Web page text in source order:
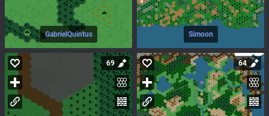
GabrielQuintus Simoon
69 64